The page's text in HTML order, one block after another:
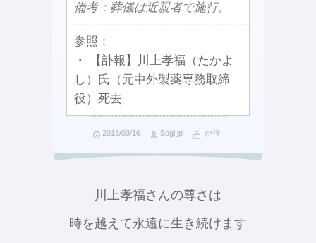
備考：葬儀は近親者で施行。
参照：
・ 【訃報】川上孝福（たかよ
し）氏（元中外製薬専務取締
役）死去
2018/03/16 Sogi.jp か行
川上孝福さんの尊さは
時を越えて永遠に生き続けます